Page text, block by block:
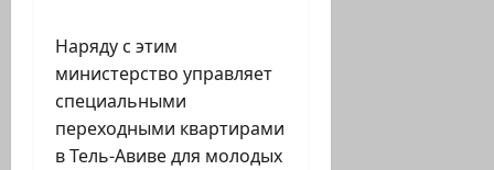
Наряду с этим
министерство управляет
специальными
переходными квартирами
в Тель-Авиве для молодых